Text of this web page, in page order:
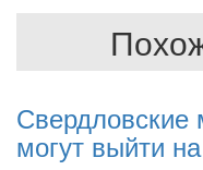
могут выйти